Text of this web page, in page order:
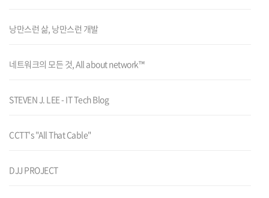
낭만스런 삶, 낭만스런 개발
네트워크의 모든 것, All about network™
STEVEN J. LEE - IT Tech Blog
CCTT's "All That Cable"
DJJ PROJECT